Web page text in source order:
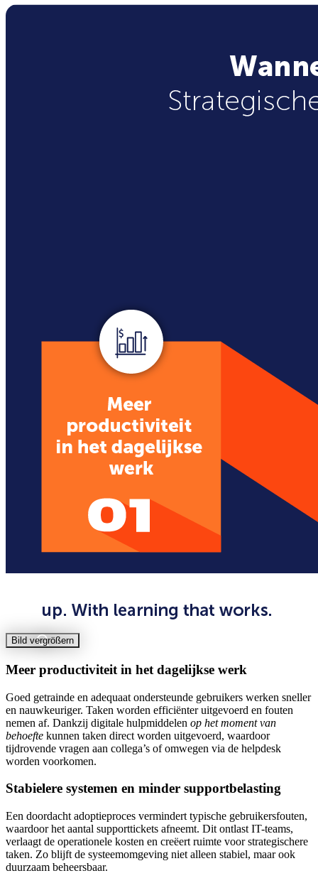
Bild vergrößern
Meer productiviteit in het dagelijkse werk
Goed getrainde en adequaat ondersteunde gebruikers werken sneller
en nauwkeuriger. Taken worden efficiënter uitgevoerd en fouten
nemen af. Dankzij digitale hulpmiddelen op het moment van
behoefte kunnen taken direct worden uitgevoerd, waardoor
tijdrovende vragen aan collega’s of omwegen via de helpdesk
worden voorkomen.
Stabielere systemen en minder supportbelasting
Een doordacht adoptieproces vermindert typische gebruikersfouten,
waardoor het aantal supporttickets afneemt. Dit ontlast IT-teams,
verlaagt de operationele kosten en creëert ruimte voor strategischere
taken. Zo blijft de systeemomgeving niet alleen stabiel, maar ook
duurzaam beheersbaar.